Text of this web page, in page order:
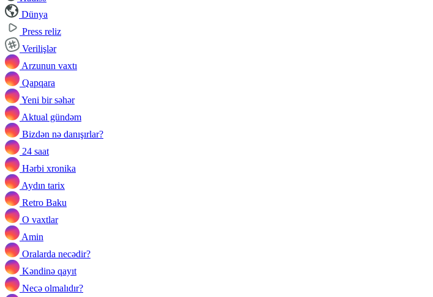
Dünya
Press reliz
Verilişlər
Arzunun vaxtı
Qapqara
Yeni bir səhər
Aktual gündəm
Bizdən nə danışırlar?
24 saat
Hərbi xronika
Aydın tarix
Retro Baku
O vaxtlar
Amin
Oralarda necədir?
Kəndinə qayıt
Necə olmalıdır?